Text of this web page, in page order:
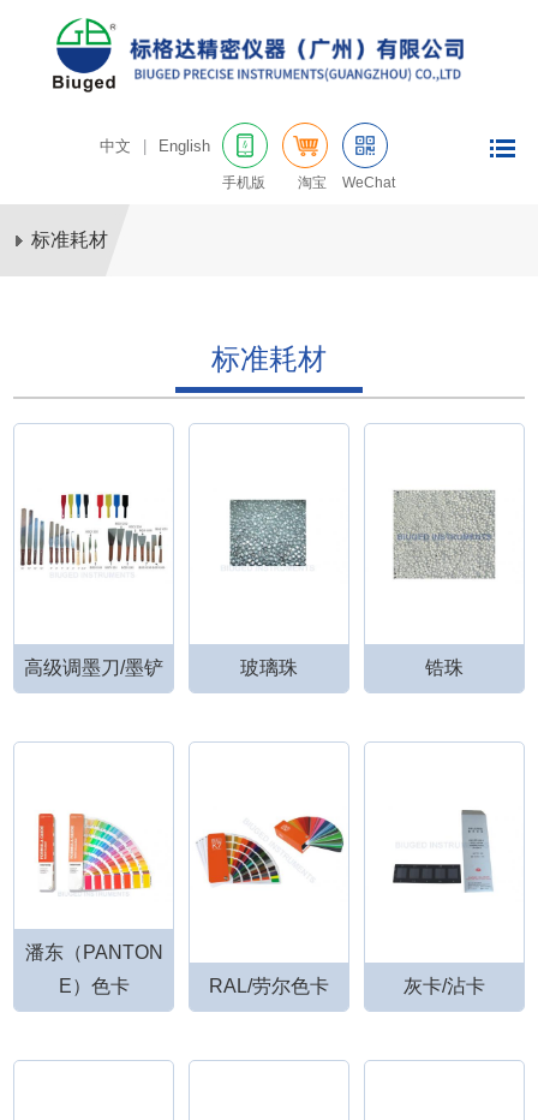
中文 English
手机版 淘宝 WeChat
标准耗材
标准耗材
高级调墨刀/墨铲 玻璃珠 锆珠
潘东（PANTON
E）色卡
RAL/劳尔色卡 灰卡/沾卡